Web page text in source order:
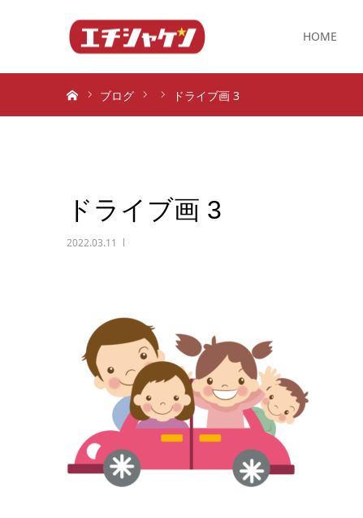
HOME
ブログ ドライブ画 3
ドライブ画 3
2022.03.11